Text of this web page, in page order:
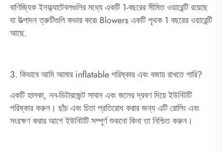
বাণিজ্যিক ইনফ্ল্যাটেবলগুলির মধ্যে একটি 1-বছরের সীমিত ওয়ারেন্টি রয়েছে
যা উত্পাদন ত্রুটিগুলি কভার করে৷ Blowers একটি পৃথক 1 বছরের ওয়ারেন্টি
আছে.
3. কিভাবে আমি আমার inflatable পরিষ্কার এবং বজায় রাখতে পারি?
একটি হালকা, নন-ডিটারজেন্ট সাবান এবং জলের দ্রবণ দিয়ে ইউনিটটি
পরিষ্কার করুন। ছাঁচ এবং চিতা প্রতিরোধ করার জন্য এটি রোলিং এবং
সংরক্ষণ করার আগে ইউনিটটি সম্পূর্ণ শুকনো কিনা তা নিশ্চিত করুন।